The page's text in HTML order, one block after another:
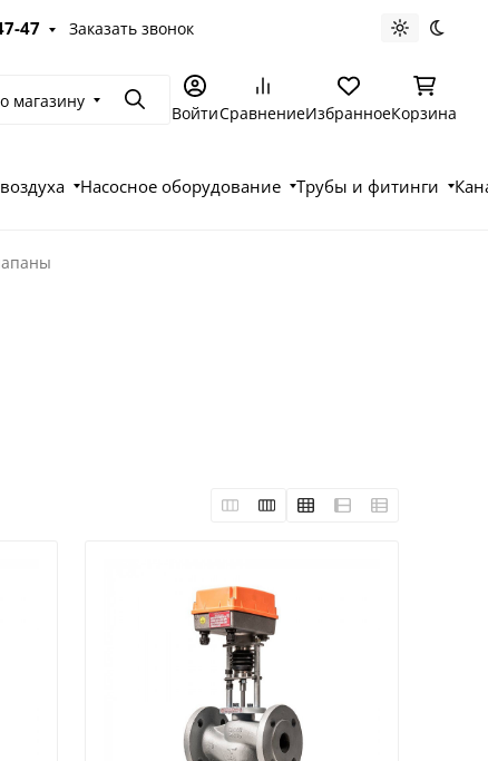
47 Заказать звонок Светлая
магазину ПоискВойтиСравнениеИзбранноеКорзина
Насосное оборудование Трубы и фитинги